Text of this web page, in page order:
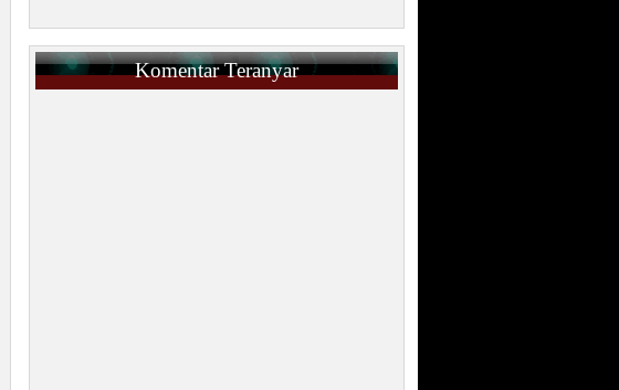
Komentar Teranyar